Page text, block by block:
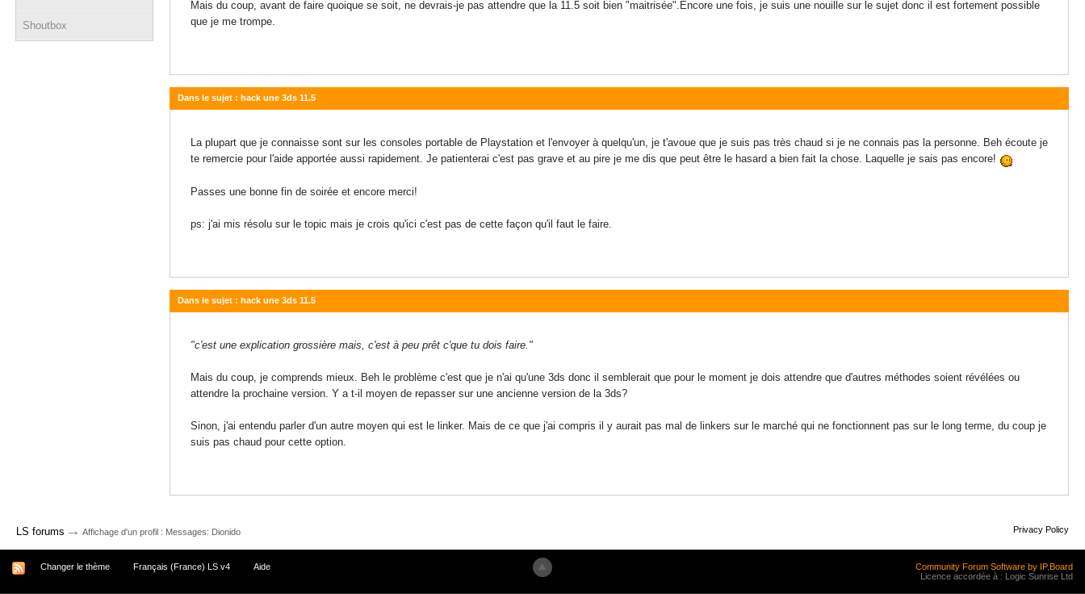
Shoutbox
Mais du coup, avant de faire quoique se soit, ne devrais-je pas attendre que la 11.5 soit bien "maitrisée".Encore une fois, je suis une nouille sur le sujet donc il est fortement possible
que je me trompe.
Dans le sujet : hack une 3ds 11.5
La plupart que je connaisse sont sur les consoles portable de Playstation et l'envoyer à quelqu'un, je t'avoue que je suis pas très chaud si je ne connais pas la personne. Beh écoute je
te remercie pour l'aide apportée aussi rapidement. Je patienterai c'est pas grave et au pire je me dis que peut être le hasard a bien fait la chose. Laquelle je sais pas encore!
Passes une bonne fin de soirée et encore merci!
ps: j'ai mis résolu sur le topic mais je crois qu'ici c'est pas de cette façon qu'il faut le faire.
Dans le sujet : hack une 3ds 11.5
"c'est une explication grossière mais, c'est à peu prêt c'que tu dois faire."
Mais du coup, je comprends mieux. Beh le problème c'est que je n'ai qu'une 3ds donc il semblerait que pour le moment je dois attendre que d'autres méthodes soient révélées ou
attendre la prochaine version. Y a t-il moyen de repasser sur une ancienne version de la 3ds?
Sinon, j'ai entendu parler d'un autre moyen qui est le linker. Mais de ce que j'ai compris il y aurait pas mal de linkers sur le marché qui ne fonctionnent pas sur le long terme, du coup je
suis pas chaud pour cette option.
LS forums → Affichage d'un profil : Messages: Dionido Privacy Policy
Changer le thème Français (France) LS v4 Aide
Community Forum Software by IP.Board
Licence accordée à : Logic Sunrise Ltd